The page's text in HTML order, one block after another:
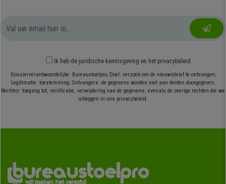
Ik heb de juridische kennisgeving en het privacybeleid
Dossierverantwoordelijke: Bureaustoelpro; Doel: verzoek om de nieuwsbrief te ontvangen;
Legitimatie: toestemming; Ontvangers: de gegevens worden niet aan derden doorgegeven;
Rechten: toegang tot, rectificatie, verwijdering van de gegevens, evenals de overige rechten die we
uitleggen in ons privacybeleid.